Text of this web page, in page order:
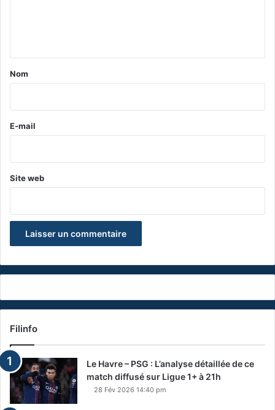
a
e
Nom
E-mail
Site web
Filinfo
Le Havre – PSG : L’analyse détaillée de ce
match diffusé sur Ligue 1+ à 21h
28 Fév 2026 14:40 pm